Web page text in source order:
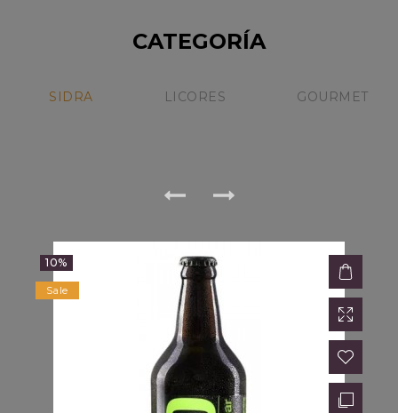
$11,600.00
CATEGORÍA
SIDRA LICORES GOURMET
Sale
10%